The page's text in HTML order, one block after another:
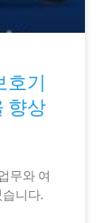
호기
향상
무와 여
니다.